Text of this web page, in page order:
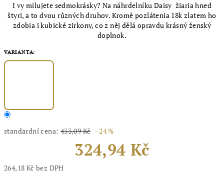
I vy milujete sedmokrásky? Na náhrdelníku Daisy žiaria hned
štyri, a to dvou různých druhov. Kromě pozlátenia 18k zlatem ho
zdobia i kubické zirkony, co z něj dělá opravdu krásný ženský
doplnok.
VARIANTA:
standardní cena: 433,09 Kč –24 %
324,94 Kč
264,18 Kč bez DPH